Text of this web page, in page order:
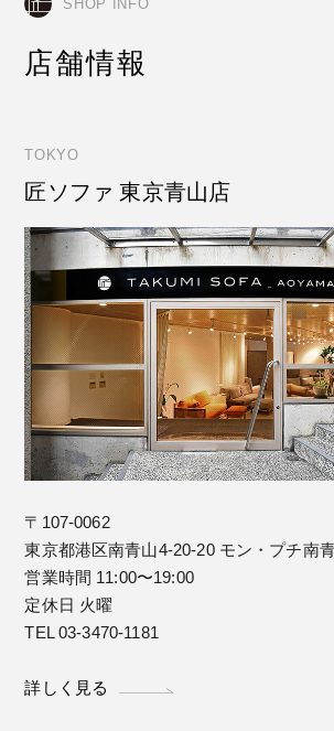
SHOP INFO
店舗情報
TOKYO
匠ソファ 東京青山店
〒107-0062
東京都港区南青山4-20-20 モン・プチ南
営業時間 11:00〜19:00
定休日 火曜
TEL 03-3470-1181
詳しく見る